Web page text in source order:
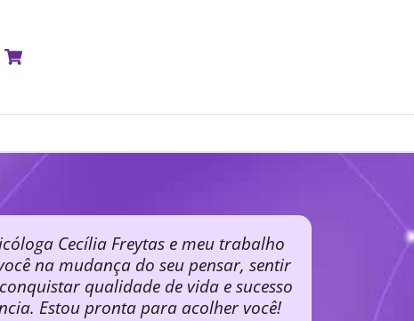
Cecília Freytas e meu trabalho
na mudança do seu pensar, sentir
qualidade de vida e sucesso
Estou pronta para acolher você!